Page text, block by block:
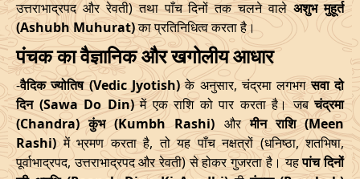
02/07/2026 22:29 Patallok 03/07/2026
06/07/2026 13:47 Mrityulok 07/07/2026
09/07/2026 21:27 Swarglok 10/07/2026
12/07/2026 22:29 Swarglok 13/07/2026
17/07/2026 17:35 Mrityulok 18/07/2026
Start End
Date Time Date
10/05/2026 12:06 14/05/2026 22:43
June, 2026
उत्तराभाद्रपद और रेवती) तथा पाँच दिनों तक चलने वालेअशुभ मुहूर्त
(Ashubh Muhurat)का प्रतिनिधित्व करता है।
पंचक का वैज्ञानिक और खगोलीय आधार
-वैदिक ज्योतिष (Vedic Jyotish)के अनुसार, चंद्रमा लगभगसवा दो
दिन (Sawa Do Din)में एक राशि को पार करता है। जबचंद्रमा
(Chandra) कुंभ (Kumbh Rashi) औरमीन राशि (Meen
Rashi)में भ्रमण करता है, तो यह पाँच नक्षत्रों (धनिष्ठा, शतभिषा,
पूर्वाभाद्रपद, उत्तराभाद्रपद और रेवती) से होकर गुजरता है। यहपांच दिनों